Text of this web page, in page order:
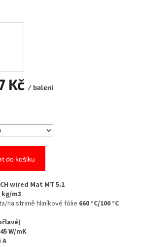
Kč / balení
do košíku
wired Mat MT 5.1
kg/m3
na straně hliníkové fólie 660 °C/100 °C
W/mK
A